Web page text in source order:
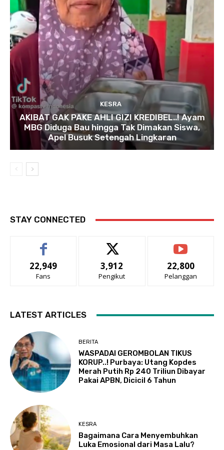
KESRA
AKIBAT GAK PAKE AHLI GIZI KREDIBEL..! Ayam
MBG Diduga Bau hingga Tak Dimakan Siswa,
Apel Busuk Setengah Lingkaran
STAY CONNECTED
22,949
Fans
3,912
Pengikut
22,800
Pelanggan
LATEST ARTICLES
BERITA
WASPADAI GEROMBOLAN TIKUS
KORUP..! Purbaya: Utang Kopdes
Merah Putih Rp 240 Triliun Dibayar
Pakai APBN, Dicicil 6 Tahun
KESRA
Bagaimana Cara Menyembuhkan
Luka Emosional dari Masa Lalu?